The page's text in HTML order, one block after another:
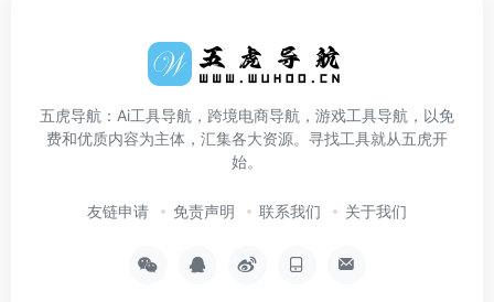
五虎导航：Ai工具导航，跨境电商导航，游戏工具导航，以免
费和优质内容为主体，汇集各大资源。寻找工具就从五虎开
始。
友链申请 免责声明 联系我们 关于我们